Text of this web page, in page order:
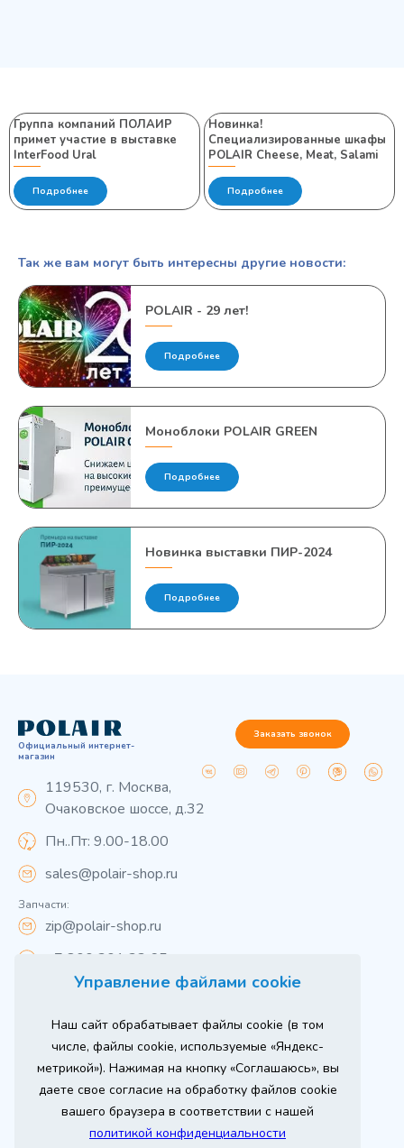
Управление файлами cookie
Наш сайт обрабатывает файлы cookie (в том
числе, файлы cookie, используемые «Яндекс-
метрикой»). Нажимая на кнопку «Соглашаюсь», вы
даете свое согласие на обработку файлов cookie
вашего браузера в соответствии с нашей
политикой конфиденциальности
Группа компаний ПОЛАИР
примет участие в выставке
InterFood Ural
Подробнее
Новинка!
Специализированные шкафы
POLAIR Cheese, Meat, Salami
Подробнее
Так же вам могут быть интересны другие новости:
POLAIR - 29 лет!
Подробнее
Моноблоки POLAIR GREEN
Подробнее
Новинка выставки ПИР-2024
Подробнее
Официальный интернет-
магазин
119530, г. Москва,
Очаковское шоссе, д.32
Пн..Пт: 9.00-18.00
sales@polair-shop.ru
Запчасти:
zip@polair-shop.ru
+7 800 301 33 65
Заказать звонок
Вся информация на сайте о товарах носит
справочный характер и не является публичной
офертой в соответствии с пунктом 2 статьи 437 ГК РФ.
Для получения подробной информации о наличии и
стоимости указанных товаров и (или) услуг,
пожалуйста, обращайтесь к менеджеру сайта по
телефону
При использовании материалов сайта ссылка